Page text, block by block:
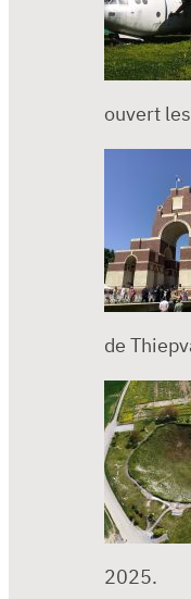
ouvert
de
2025.